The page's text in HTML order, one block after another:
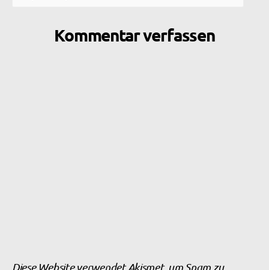
Kommentar verfassen
Diese Website verwendet Akismet, um Spam zu